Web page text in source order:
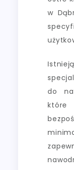
w
do
które